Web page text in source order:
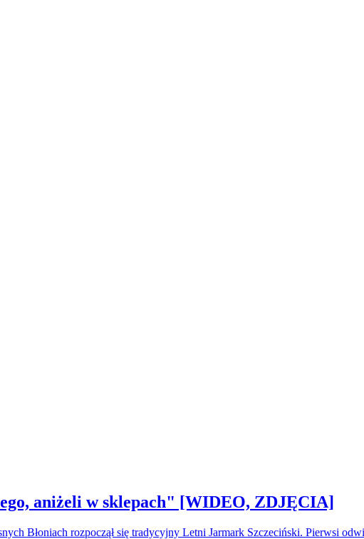
aniżeli w sklepach" [WIDEO, ZDJĘCIA]
Błoniach rozpoczął się tradycyjny Letni Jarmark Szczeciński. Pierwsi